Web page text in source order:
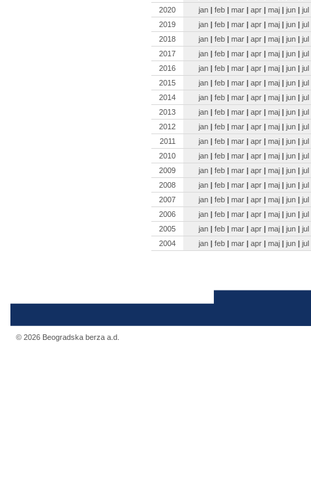
2020
jan | feb | mar | apr | maj | jun | jul
2019
jan | feb | mar | apr | maj | jun | jul
2018
jan | feb | mar | apr | maj | jun | jul
2017
jan | feb | mar | apr | maj | jun | jul
2016
jan | feb | mar | apr | maj | jun | jul
2015
jan | feb | mar | apr | maj | jun | jul
2014
jan | feb | mar | apr | maj | jun | jul
2013
jan | feb | mar | apr | maj | jun | jul
2012
jan | feb | mar | apr | maj | jun | jul
2011
jan | feb | mar | apr | maj | jun | jul
2010
jan | feb | mar | apr | maj | jun | jul
2009
jan | feb | mar | apr | maj | jun | jul
2008
jan | feb | mar | apr | maj | jun | jul
2007
jan | feb | mar | apr | maj | jun | jul
2006
jan | feb | mar | apr | maj | jun | jul
2005
jan | feb | mar | apr | maj | jun | jul
2004
jan | feb | mar | apr | maj | jun | jul
© 2026 Beogradska berza a.d.